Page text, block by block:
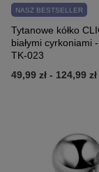
NASZ BESTSELLER
Tytanowe kółko
białymi cyrkoniami
TK-023
49,99 zł - 124,99 zł